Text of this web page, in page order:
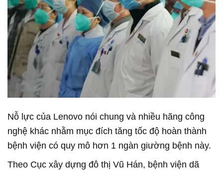
Nỗ lực của Lenovo nói chung và nhiều hãng công
nghệ khác nhằm mục đích tăng tốc độ hoàn thành
bệnh viện có quy mô hơn 1 ngàn giường bệnh này.
Theo Cục xây dựng đô thị Vũ Hán, bệnh viện dã